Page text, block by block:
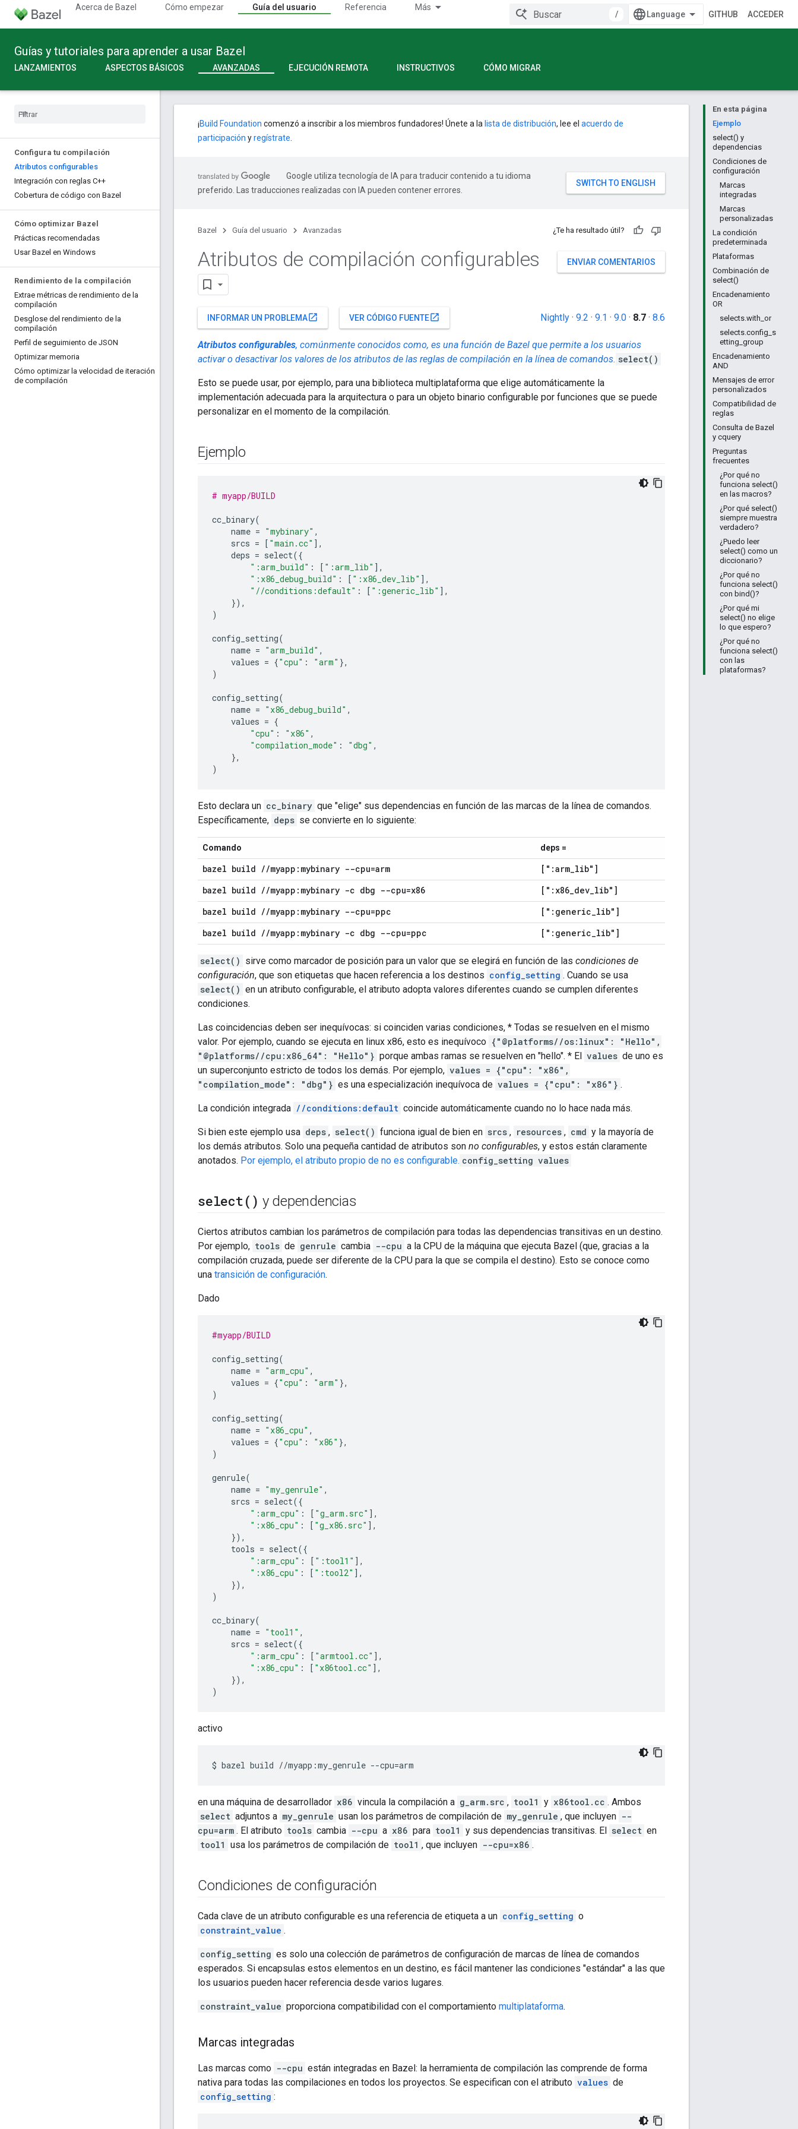
Acerca de Bazel Cómo empezar Guía del usuario Referencia Más
/ GITHUB ACCEDER
Guías y tutoriales para aprender a usar Bazel
LANZAMIENTOS ASPECTOS BÁSICOS AVANZADAS EJECUCIÓN REMOTA INSTRUCTIVOS CÓMO MIGRAR
Configura tu compilación
Atributos configurables
Integración con reglas C++
Cobertura de código con Bazel
Cómo optimizar Bazel
Prácticas recomendadas
Usar Bazel en Windows
Rendimiento de la compilación
Extrae métricas de rendimiento de la
compilación
Desglose del rendimiento de la
compilación
Perfil de seguimiento de JSON
Optimizar memoria
Cómo optimizar la velocidad de iteración
de compilación
En esta página
Ejemplo
select() y
dependencias
Condiciones de
configuración
Marcas
integradas
Marcas
personalizadas
La condición
predeterminada
Plataformas
Combinación de
select()
Encadenamiento
OR
selects.with_or
selects.config_s
etting_group
Encadenamiento
AND
Mensajes de error
personalizados
Compatibilidad de
reglas
Consulta de Bazel
y cquery
Preguntas
frecuentes
¿Por qué no
funciona select()
en las macros?
¿Por qué select()
siempre muestra
verdadero?
¿Puedo leer
select() como un
diccionario?
¿Por qué no
funciona select()
con bind()?
¿Por qué mi
select() no elige
lo que espero?
¿Por qué no
funciona select()
con las
plataformas?
¡Build Foundation comenzó a inscribir a los miembros fundadores! Únete a la lista de distribución, lee el acuerdo de
participación yregístrate
Google utiliza tecnología de IA para traducir contenido a tu idioma
preferido. Las traducciones realizadas con IA pueden contener errores.
Bazel Guía del usuario Avanzadas ¿Te ha resultado útil?
ENVIAR COMENTARIOS
Atributos de compilación configurables
INFORMAR UN PROBLEMAopen_in_new VER CÓDIGO FUENTEopen_in_new Nightly · 9.2 · 9.1 · 9.0 · 8.7 · 8.6
Atributos configurables, comúnmente conocidos como, es una función de Bazel que permite a los usuarios
activar o desactivar los valores de los atributos de las reglas de compilación en la línea de comandos. select()
Esto se puede usar, por ejemplo, para una biblioteca multiplataforma que elige automáticamente la
implementación adecuada para la arquitectura o para un objeto binario configurable por funciones que se puede
personalizar en el momento de la compilación.
Ejemplo
# myapp/BUILD
cc_binary(
name = "mybinary" ,
srcs = [ "main.cc" ],
deps = select({
":arm_build" : [ ":arm_lib" ],
":x86_debug_build" : [ ":x86_dev_lib" ],
"//conditions:default" : [ ":generic_lib" ],
}),
)
config_setting(
name = "arm_build" ,
values = {"cpu" : "arm" },
)
config_setting(
name = "x86_debug_build" ,
values = {
"cpu" : "x86" ,
"compilation_mode" : "dbg" ,
},
)
Esto declara un cc_binary que "elige" sus dependencias en función de las marcas de la línea de comandos.
Específicamente, deps se convierte en lo siguiente:
Comando deps =
bazel build //myapp:mybinary --cpu=arm [":arm_lib"]
bazel build //myapp:mybinary -c dbg --cpu=x86 [":x86_dev_lib"]
bazel build //myapp:mybinary --cpu=ppc [":generic_lib"]
bazel build //myapp:mybinary -c dbg --cpu=ppc [":generic_lib"]
select() sirve como marcador de posición para un valor que se elegirá en función de las condiciones de
configuración, que son etiquetas que hacen referencia a los destinos config_setting . Cuando se usa
select() en un atributo configurable, el atributo adopta valores diferentes cuando se cumplen diferentes
condiciones.
Las coincidencias deben ser inequívocas: si coinciden varias condiciones, * Todas se resuelven en el mismo
valor. Por ejemplo, cuando se ejecuta en linux x86, esto es inequívoco {"@platforms//os:linux": "Hello",
"@platforms//cpu:x86_64": "Hello"} porque ambas ramas se resuelven en "hello". * El values de uno es
un superconjunto estricto de todos los demás. Por ejemplo, values = {"cpu": "x86",
"compilation_mode": "dbg"} es una especialización inequívoca de values = {"cpu": "x86"} .
La condición integrada //conditions:default coincide automáticamente cuando no lo hace nada más.
Si bien este ejemplo usa deps , select() funciona igual de bien en srcs , resources , cmd y la mayoría de
los demás atributos. Solo una pequeña cantidad de atributos son no configurables, y estos están claramente
anotados. Por ejemplo, el atributo propio de no es configurable. config_setting values
select( ) y dependencias
Ciertos atributos cambian los parámetros de compilación para todas las dependencias transitivas en un destino.
Por ejemplo, tools de genrule cambia --cpu a la CPU de la máquina que ejecuta Bazel (que, gracias a la
compilación cruzada, puede ser diferente de la CPU para la que se compila el destino). Esto se conoce como
una transición de configuración.
Dado
#myapp/BUILD
config_setting(
name = "arm_cpu" ,
values = {"cpu" : "arm" },
)
config_setting(
name = "x86_cpu" ,
values = {"cpu" : "x86" },
)
genrule(
name = "my_genrule" ,
srcs = select({
":arm_cpu" : [ "g_arm.src" ],
":x86_cpu" : [ "g_x86.src" ],
}),
tools = select({
":arm_cpu" : [ ":tool1" ],
":x86_cpu" : [ ":tool2" ],
}),
)
cc_binary(
name = "tool1" ,
srcs = select({
":arm_cpu" : [ "armtool.cc" ],
":x86_cpu" : [ "x86tool.cc" ],
}),
)
activo
$ bazel build //myapp:my_genrule --cpu=
en una máquina de desarrollador x86 vincula la compilación a g_arm.src , tool1 y x86tool.cc . Ambos
select adjuntos a my_genrule usan los parámetros de compilación de my_genrule , que incluyen --
cpu=arm . El atributo tools cambia --cpu a x86 para tool1 y sus dependencias transitivas. El select en
tool1 usa los parámetros de compilación de tool1 , que incluyen --cpu=x86 .
Condiciones de configuración
Cada clave de un atributo configurable es una referencia de etiqueta a un config_setting o
constraint_value .
config_setting es solo una colección de parámetros de configuración de marcas de línea de comandos
esperados. Si encapsulas estos elementos en un destino, es fácil mantener las condiciones "estándar" a las que
los usuarios pueden hacer referencia desde varios lugares.
constraint_value proporciona compatibilidad con el comportamiento multiplataforma.
Marcas integradas
Las marcas como --cpu están integradas en Bazel: la herramienta de compilación las comprende de forma
nativa para todas las compilaciones en todos los proyectos. Se especifican con el atributo values de
config_setting :